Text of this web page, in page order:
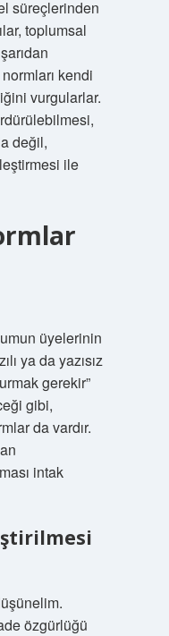
süreçlerinden
toplumsal
kendi
vurgularlar.
değil,
ile
üyelerinin
ya da yazısız
gerekir”
gibi,
da vardır.
intak
özgürlüğü